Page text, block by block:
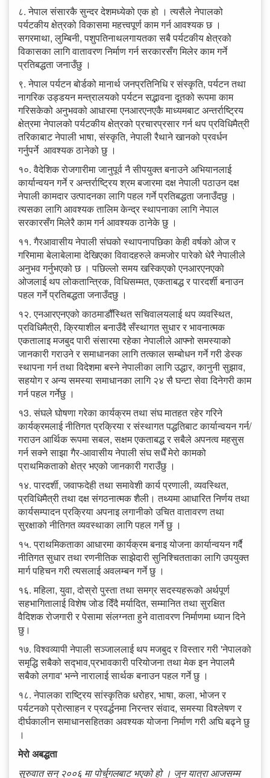
८. नेपाल संसारकै सुन्दर देशमध्येको एक हो । त्यसैले नेपालको
पर्यटकीय क्षेत्रको विकासमा महत्त्वपूर्ण काम गर्न आवश्यक छ ।
सगरमाथा, लुम्बिनी, पशुपतिनाथलगायतका सबै पर्यटकीय क्षेत्रको
विकासका लागि वातावरण निर्माण गर्न सरकारसँग मिलेर काम गर्ने
प्रतिबद्धता जनाउँछु ।
९. नेपाल पर्यटन बोर्डको मानार्थ जनप्रतिनिधि र संस्कृति, पर्यटन तथा
नागरिक उड्डयन मन्त्रालयको पर्यटन सद्भावना दूतको रूपमा काम
गरिसकेको अनुभवको आधारमा एनआरएनएकै माध्यमबाट अन्तर्राष्ट्रिय
क्षेत्रमा नेपालको पर्यटकीय क्षेत्रको प्रचारप्रसार गर्न थप प्रविधिमैत्री
तरिकाबाट नेपाली भाषा, संस्कृति, नेपाली रैथाने खानको प्रवर्धन
गर्नुपर्ने आवश्यक ठानेको छु ।
१०. वैदेशिक रोजगारीमा जानुपूर्व नै सीपयुक्त बनाउने अभियानलाई
कार्यान्वयन गर्ने र अन्तर्राष्ट्रिय श्रम बजारमा दक्ष नेपाली पठाउन दक्ष
नेपाली कामदार उत्पादनका लागि पहल गर्ने प्रतिबद्धता जनाउँदछु ।
त्यसका लागि आवश्यक तालिम केन्द्र स्थापनाका लागि नेपाल
सरकारसँग मिलेरै काम गर्न आवश्यक ठानेके छु ।
११. गैरआवासीय नेपाली संघको स्थापनापछिका केही वर्षको ओज र
गरिमामा बेलाबेलामा देखिएका विवादहरुले कमजोर पारेको धेरै नेपालीले
अनुभव गर्नुभएको छ । पछिल्लो समय खस्किएको एनआरएनएको
ओजलाई थप लोकतान्त्रिक, विधिसम्मत, एकताबद्ध र पारदर्शी बनाउन
पहल गर्ने प्रतिबद्धता जनाउँदछु ।
१२. एनआरएनएको काठमाडौँस्थित सचिवालयलाई थप व्यवस्थित,
प्रविधिमैत्री, क्रियाशील बनाउँदै सँस्थागत सुधार र भावनात्मक
एकतालाइ मजबुद पारी संसारमा रहेका नेपालीले आफ्नो समस्याको
जानकारी गराउने र समाधानका लागि तत्काल सम्बोधन गर्ने गरी डेस्क
स्थापना गर्न तथा विदेशमा बस्ने नेपालीका लागि उद्धार, कानुनी सुझाव,
सहयोग र अन्य समस्या समाधानका लागि २४ सै घन्टा सेवा दिनेगरी काम
गर्न पहल गर्नेछु ।
१3. संघले घोषणा गरेका कार्यक्रम तथा संघ मातहत रहेर गरिने
कार्यक्रमलाई नीतिगत प्रक्रिया र संस्थागत पद्धतिबाट कार्यान्वयन गर्न/
गराउन आर्थिक रूपमा सबल, सक्षम एकताबद्ध र सबैले अपनत्व महसुस
गर्न सक्ने साझा गैर-आवासीय नेपाली संघ सधैँ मेरो कामको
प्राथमिकताको क्षेत्र भएको जानकारी गराउँछु ।
१४. पारदर्शी, जवाफदेही तथा समावेशी कार्य प्रणाली, व्यवस्थित,
प्रविधिमैत्री तथा दक्ष संगठनात्मक शैली। तथ्यमा आधारित निर्णय तथा
कार्यसम्पादन प्रक्रिया अपनाइ लगानीको उचित वातावरण तथा
सुरक्षाको नीतिगत व्यवस्थाका लागि पहल गर्ने छु ।
१५. प्राथमिकताका आधारमा कार्यक्रम बनाइ योजना कार्यान्वयन गर्दै
नीतिगत सुधार तथा रणनीतिक साझेदारी सुनिश्चितताका लागि उपयुक्त
मार्ग पहिचन गरी त्यसलाई अवलम्बन गर्ने छु ।
१६. महिला, युवा, दोस्रो पुस्ता तथा समग्र सदस्यहरूको अर्थपूर्ण
सहभागितालाई विशेष जोड दिँदै मर्यादित, सम्मानित तथा सुरक्षित
वैदिशक रोजगारी र पेसामा संलग्नता हुने वातावरण निर्माणमा ध्यान दिने
छु।
१७. विश्वव्यापी नेपाली सञ्जाललाई थप मजबुद र विस्तार गरी 'नेपालको
समृद्धि सबैको सद्‍भाव,प्रभावकारी परियोजना तथा मेक इन नेपालमै
सबैको लगाव' भन्ने नारालाई सार्थक बनाउन पहल गर्ने छु ।
१८. नेपालका राष्ट्रिय सांस्कृतिक धरोहर, भाषा, कला, भोजन र
पर्यटनको प्रोत्साहन र प्रवर्द्धनमा निरन्तर संवाद, समस्या विश्लेषण र
दीर्घकालीन समाधानसहितका अवश्यक योजना निर्माण गरी अघि बढ्ने छु
।
मेरो अबद्धता
सुरुवात सन् २००६ मा पोर्चुगलबाट भएको हो । जुन यात्रा आजसम्म